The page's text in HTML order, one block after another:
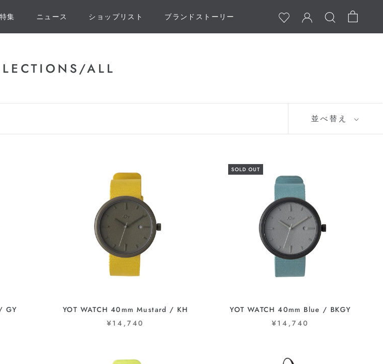
特集
ニュース
ショップリスト
ブランドストーリー
ALL
並べ替え
GY
YOT WATCH 40mm Mustard / KH
¥14,740
SOLD OUT
YOT WATCH 40mm Blue / BKGY
¥14,740